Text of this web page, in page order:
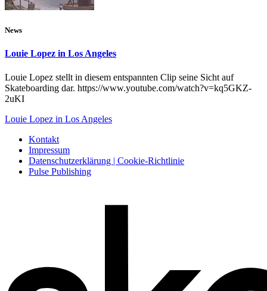
News
Louie Lopez in Los Angeles
Louie Lopez stellt in diesem entspannten Clip seine Sicht auf
Skateboarding dar. https://www.youtube.com/watch?v=kq5GKZ-
2uKI
Louie Lopez in Los Angeles
Kontakt
Impressum
Datenschutzerklärung | Cookie-Richtlinie
Pulse Publishing